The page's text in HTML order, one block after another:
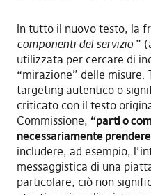
In tutto il nuovo testo, la
componenti del servizio”
utilizzata per cercare di
“mirazione” delle
targeting autentico o
criticato con il testo
Commissione, “parti o
necessariamente
includere, ad esempio,
messaggistica di una
particolare, ciò non